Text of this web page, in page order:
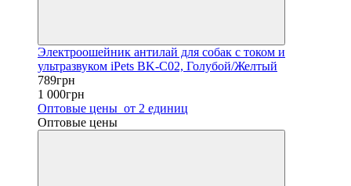
Электроошейник антилай для собак с током и
ультразвуком iPets BK-C02, Голубой/Желтый
789грн
1 000грн
Оптовые цены от 2 единиц
Оптовые цены